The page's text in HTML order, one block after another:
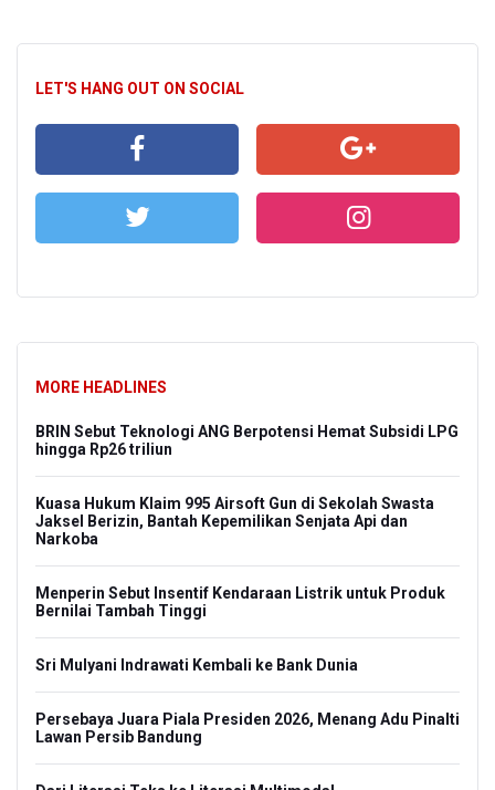
LET'S HANG OUT ON SOCIAL
MORE HEADLINES
BRIN Sebut Teknologi ANG Berpotensi Hemat Subsidi LPG
hingga Rp26 triliun
Kuasa Hukum Klaim 995 Airsoft Gun di Sekolah Swasta
Jaksel Berizin, Bantah Kepemilikan Senjata Api dan
Narkoba
Menperin Sebut Insentif Kendaraan Listrik untuk Produk
Bernilai Tambah Tinggi
Sri Mulyani Indrawati Kembali ke Bank Dunia
Persebaya Juara Piala Presiden 2026, Menang Adu Pinalti
Lawan Persib Bandung